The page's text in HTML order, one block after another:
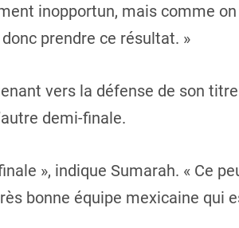
inopportun, mais comme
prendre ce résultat. »
vers la défense de son
demi-finale.
», indique Sumarah. « Ce
bonne équipe mexicaine qui